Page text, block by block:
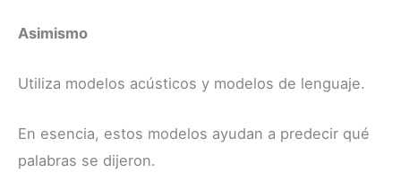
Asimismo
Utiliza modelos acústicos y modelos de lenguaje.
En esencia, estos modelos ayudan a predecir qué
palabras se dijeron.